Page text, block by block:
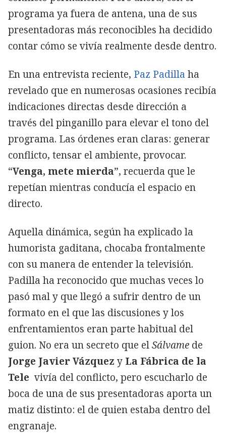
programa ya fuera de antena, una de sus
presentadoras más reconocibles ha decidido
contar cómo se vivía realmente desde dentro.
En una entrevista reciente, Paz Padilla ha
revelado que en numerosas ocasiones recibía
indicaciones directas desde dirección a
través del pinganillo para elevar el tono del
programa. Las órdenes eran claras: generar
conflicto, tensar el ambiente, provocar.
“Venga, mete mierda”, recuerda que le
repetían mientras conducía el espacio en
directo.
Aquella dinámica, según ha explicado la
humorista gaditana, chocaba frontalmente
con su manera de entender la televisión.
Padilla ha reconocido que muchas veces lo
pasó mal y que llegó a sufrir dentro de un
formato en el que las discusiones y los
enfrentamientos eran parte habitual del
guion. No era un secreto que elSálvame de
Jorge Javier Vázquez y La Fábrica de la
Tele vivía del conflicto, pero escucharlo de
boca de una de sus presentadoras aporta un
matiz distinto: el de quien estaba dentro del
engranaje.